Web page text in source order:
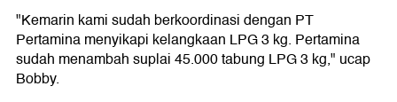
"Kemarin kami sudah berkoordinasi dengan PT
Pertamina menyikapi kelangkaan LPG 3 kg. Pertamina
sudah menambah suplai 45.000 tabung LPG 3 kg," ucap
Bobby.